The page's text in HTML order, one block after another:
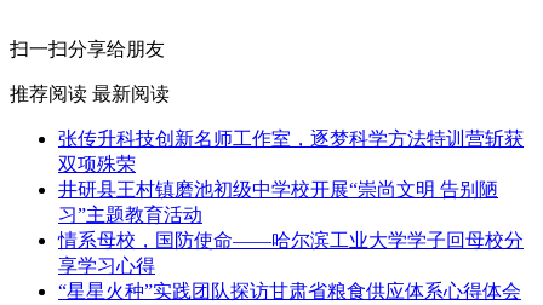
扫一扫分享给朋友
推荐阅读 最新阅读
张传升科技创新名师工作室，逐梦科学方法特训营斩获
双项殊荣
井研县王村镇磨池初级中学校开展“崇尚文明 告别陋
习”主题教育活动
情系母校，国防使命——哈尔滨工业大学学子回母校分
享学习心得
“星星火种”实践团队探访甘肃省粮食供应体系心得体会